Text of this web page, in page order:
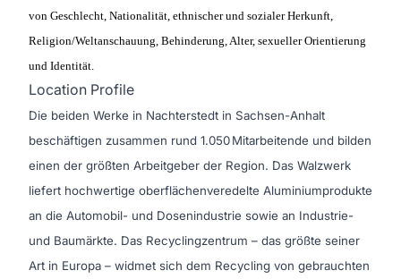
von Geschlecht, Nationalität, ethnischer und sozialer Herkunft,
Religion/Weltanschauung, Behinderung, Alter, sexueller Orientierung
und Identität.
Location Profile
Die beiden Werke in Nachterstedt in Sachsen-Anhalt
beschäftigen zusammen rund 1.050 Mitarbeitende und bilden
einen der größten Arbeitgeber der Region. Das Walzwerk
liefert hochwertige oberflächenveredelte Aluminiumprodukte
an die Automobil- und Dosenindustrie sowie an Industrie-
und Baumärkte. Das Recyclingzentrum – das größte seiner
Art in Europa – widmet sich dem Recycling von gebrauchten